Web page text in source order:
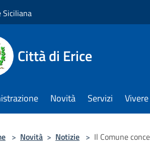
Siciliana
Città di Erice
Novità Servizi
> Novità > Notizie > Il Comune